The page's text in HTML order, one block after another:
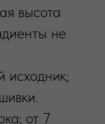
высота
не
исходник;
от 7